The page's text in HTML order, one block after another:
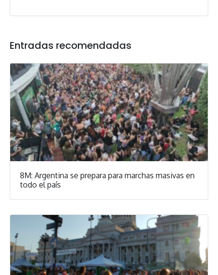
Entradas recomendadas
8M: Argentina se prepara para marchas masivas en
todo el país